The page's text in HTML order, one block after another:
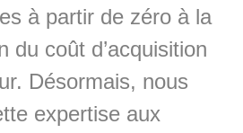
à partir de zéro à la
du coût d’acquisition
Désormais, nous
expertise aux